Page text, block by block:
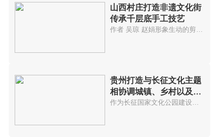
山西村庄打造非遗文化街
传承千层底手工技艺
作者 吴琼 赵娟形象生动的剪纸...
贵州打造与长征文化主题
相协调城镇、乡村以及景
区